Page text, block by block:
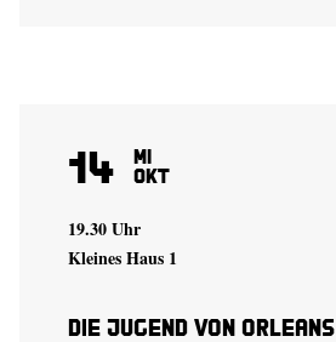
14 Mi
Okt
19.30 Uhr
Kleines Haus 1
Die Jugend von Orleans